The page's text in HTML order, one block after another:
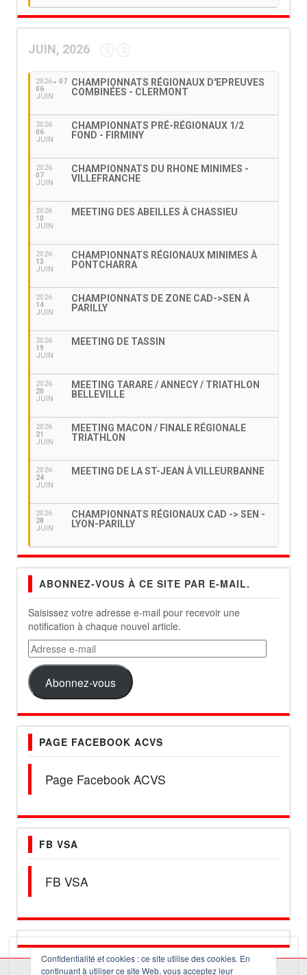
Confidentialité et cookies : ce site utilise des cookies. En
continuant à utiliser ce site Web, vous acceptez leur
JUIN, 2026
2026
06
JUIN
07
CHAMPIONNATS RÉGIONAUX D'EPREUVES
COMBINÉES - CLERMONT
2026
06
JUIN
CHAMPIONNATS PRÉ-RÉGIONAUX 1/2
FOND - FIRMINY
2026
07
JUIN
CHAMPIONNATS DU RHONE MINIMES -
VILLEFRANCHE
2026
10
JUIN
MEETING DES ABEILLES À CHASSIEU
2026
13
JUIN
CHAMPIONNATS RÉGIONAUX MINIMES À
PONTCHARRA
2026
14
JUIN
CHAMPIONNATS DE ZONE CAD->SEN À
PARILLY
2026
19
JUIN
MEETING DE TASSIN
2026
20
JUIN
MEETING TARARE / ANNECY / TRIATHLON
BELLEVILLE
2026
21
JUIN
MEETING MACON / FINALE RÉGIONALE
TRIATHLON
2026
24
JUIN
MEETING DE LA ST-JEAN À VILLEURBANNE
2026
28
JUIN
CHAMPIONNATS RÉGIONAUX CAD -> SEN -
LYON-PARILLY
ABONNEZ-VOUS À CE SITE PAR E-MAIL.
Saisissez votre adresse e-mail pour recevoir une
notification à chaque nouvel article.
Adresse
e-
mail
Abonnez-vous
PAGE FACEBOOK ACVS
Page Facebook ACVS
FB VSA
FB VSA